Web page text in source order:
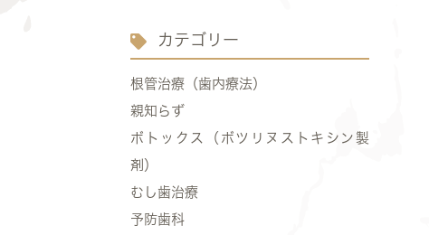
カテゴリー
根管治療（歯内療法）
親知らず
ボトックス（ボツリヌストキシン製
剤）
むし歯治療
予防歯科